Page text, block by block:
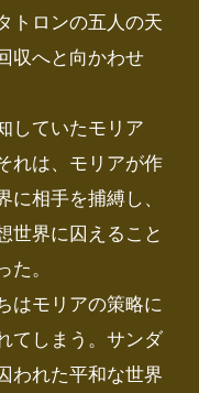
トロンの五人の天
収へと向かわせ
していたモリア
れは、モリアが作
に相手を捕縛し、
世界に囚えること
た。
はモリアの策略に
てしまう。サンダ
われた平和な世界